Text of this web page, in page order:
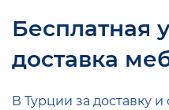
Бесплатная
доставка
В Турции за доставку